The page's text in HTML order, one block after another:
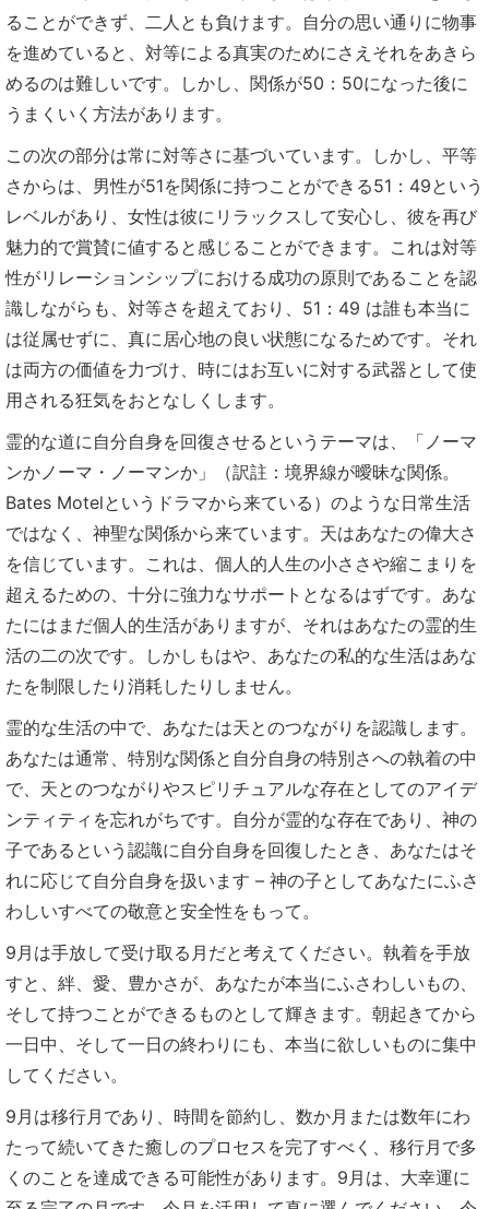
ることができず、二人とも負けます。自分の思い通りに物事
を進めていると、対等による真実のためにさえそれをあきら
めるのは難しいです。しかし、関係が50：50になった後に
うまくいく方法があります。
この次の部分は常に対等さに基づいています。しかし、平等
さからは、男性が51を関係に持つことができる51：49という
レベルがあり、女性は彼にリラックスして安心し、彼を再び
魅力的で賞賛に値すると感じることができます。これは対等
性がリレーションシップにおける成功の原則であることを認
識しながらも、対等さを超えており、51：49 は誰も本当に
は従属せずに、真に居心地の良い状態になるためです。それ
は両方の価値を力づけ、時にはお互いに対する武器として使
用される狂気をおとなしくします。
霊的な道に自分自身を回復させるというテーマは、「ノーマ
ンかノーマ・ノーマンか」（訳註：境界線が曖昧な関係。
Bates Motelというドラマから来ている）のような日常生活
ではなく、神聖な関係から来ています。天はあなたの偉大さ
を信じています。これは、個人的人生の小ささや縮こまりを
超えるための、十分に強力なサポートとなるはずです。あな
たにはまだ個人的生活がありますが、それはあなたの霊的生
活の二の次です。しかしもはや、あなたの私的な生活はあな
たを制限したり消耗したりしません。
霊的な生活の中で、あなたは天とのつながりを認識します。
あなたは通常、特別な関係と自分自身の特別さへの執着の中
で、天とのつながりやスピリチュアルな存在としてのアイデ
ンティティを忘れがちです。自分が霊的な存在であり、神の
子であるという認識に自分自身を回復したとき、あなたはそ
れに応じて自分自身を扱います – 神の子としてあなたにふさ
わしいすべての敬意と安全性をもって。
9月は手放して受け取る月だと考えてください。執着を手放
すと、絆、愛、豊かさが、あなたが本当にふさわしいもの、
そして持つことができるものとして輝きます。朝起きてから
一日中、そして一日の終わりにも、本当に欲しいものに集中
してください。
9月は移行月であり、時間を節約し、数か月または数年にわ
たって続いてきた癒しのプロセスを完了すべく、移行月で多
くのことを達成できる可能性があります。9月は、大幸運に